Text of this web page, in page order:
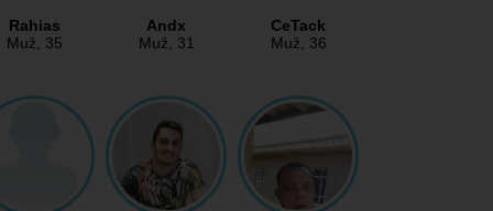
Rahias
Muž, 35
Andx
Muž, 31
CeTack
Muž, 36